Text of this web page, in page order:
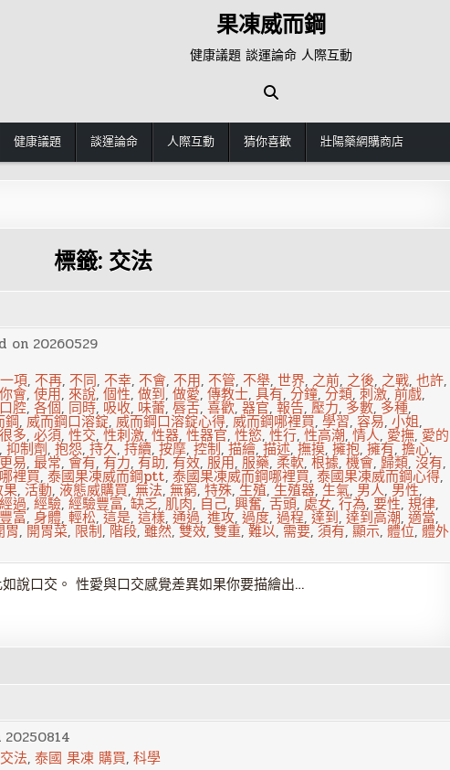
果凍威而鋼
健康議題 談運論命 人際互動
健康議題 談運論命 人際互動 猜你喜歡 壯陽藥網購商店
標籤: 交法
on 20260529
一項, 不再, 不同, 不幸, 不會, 不用, 不管, 不舉, 世界, 之前, 之後, 之戰, 也許,
你會, 使用, 來說, 個性, 做到, 做愛, 傳教士, 具有, 分鐘,分類,刺激,前戲,
口腔, 各個, 同時, 吸收, 味蕾, 唇舌, 喜歡, 器官,報告,壓力,多數,多種,
鋼, 威而鋼口溶錠,威而鋼口溶錠心得,威而鋼哪裡買, 學習, 容易, 小姐,
很多,必須,性交,性刺激,性器,性器官,性慾,性行,性高潮,情人,愛撫,愛的
,抑制劑,抱怨, 持久,持續,按摩,控制,描繪,描述,撫摸,擁抱,擁有,擔心,
更易,最常,會有,有力,有助,有效, 服用,服藥,柔軟,根據, 機會, 歸類,沒有,
裡買,泰國果凍威而鋼ptt, 泰國果凍威而鋼哪裡買,泰國果凍威而鋼心得,
, 活動,液態威購買,無法,無窮,特殊,生殖,生殖器,生氣, 男人,男性,
經過,經驗,經驗豐富,缺乏,肌肉,自己,興奮,舌頭,處女,行為, 要性,規律,
豐富, 身體, 輕松,這是,這樣,通過,進攻, 過度,過程,達到,達到高潮, 適當,
胃,開胃菜,限制,階段,雖然,雙效,雙重,難以,需要,須有,顯示,體位,體外
說口交。 性愛與口交感覺差異如果你要描繪出…
20250814
交法, 泰國 果凍 購買, 科學